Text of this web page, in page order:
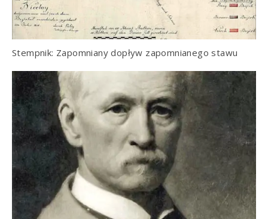
Stempnik: Zapomniany dopływ zapomnianego stawu